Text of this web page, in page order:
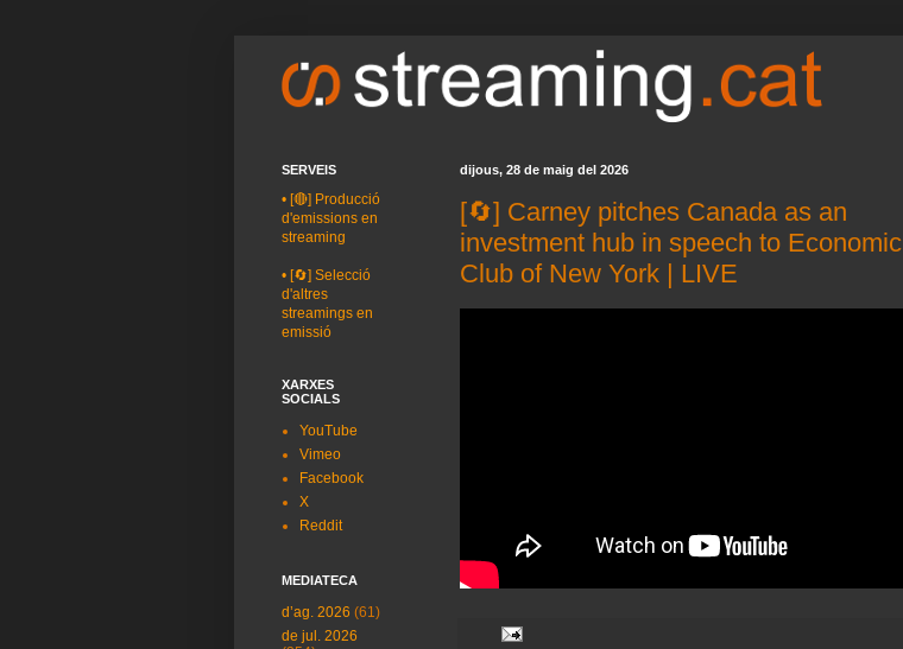
dijous, 28 de maig del 2026
[🔄] Carney pitches Canada as an
investment hub in speech to Economic
Club of New York | LIVE
SERVEIS
• [🔴] Producció
d'emissions en
streaming
• [🔄] Selecció
d'altres
streamings en
emissió
XARXES
SOCIALS
YouTube
Vimeo
Facebook
X
Reddit
MEDIATECA
d’ag. 2026 (61)
de jul. 2026